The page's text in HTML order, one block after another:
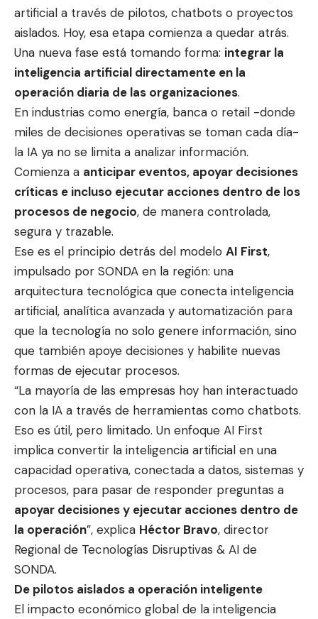
artificial a través de pilotos, chatbots o proyectos
aislados. Hoy, esa etapa comienza a quedar atrás.
Una nueva fase está tomando forma: integrar la
inteligencia artificial directamente en la
operación diaria de las organizaciones.
En industrias como energía, banca o retail -donde
miles de decisiones operativas se toman cada día-
la IA ya no se limita a analizar información.
Comienza a anticipar eventos, apoyar decisiones
críticas e incluso ejecutar acciones dentro de los
procesos de negocio, de manera controlada,
segura y trazable.
Ese es el principio detrás del modelo AI First,
impulsado por SONDA en la región: una
arquitectura tecnológica que conecta inteligencia
artificial, analítica avanzada y automatización para
que la tecnología no solo genere información, sino
que también apoye decisiones y habilite nuevas
formas de ejecutar procesos.
“La mayoría de las empresas hoy han interactuado
con la IA a través de herramientas como chatbots.
Eso es útil, pero limitado. Un enfoque AI First
implica convertir la inteligencia artificial en una
capacidad operativa, conectada a datos, sistemas y
procesos, para pasar de responder preguntas a
apoyar decisiones y ejecutar acciones dentro de
la operación”, explica Héctor Bravo, director
Regional de Tecnologías Disruptivas & AI de
SONDA.
De pilotos aislados a operación inteligente
El impacto económico global de la inteligencia